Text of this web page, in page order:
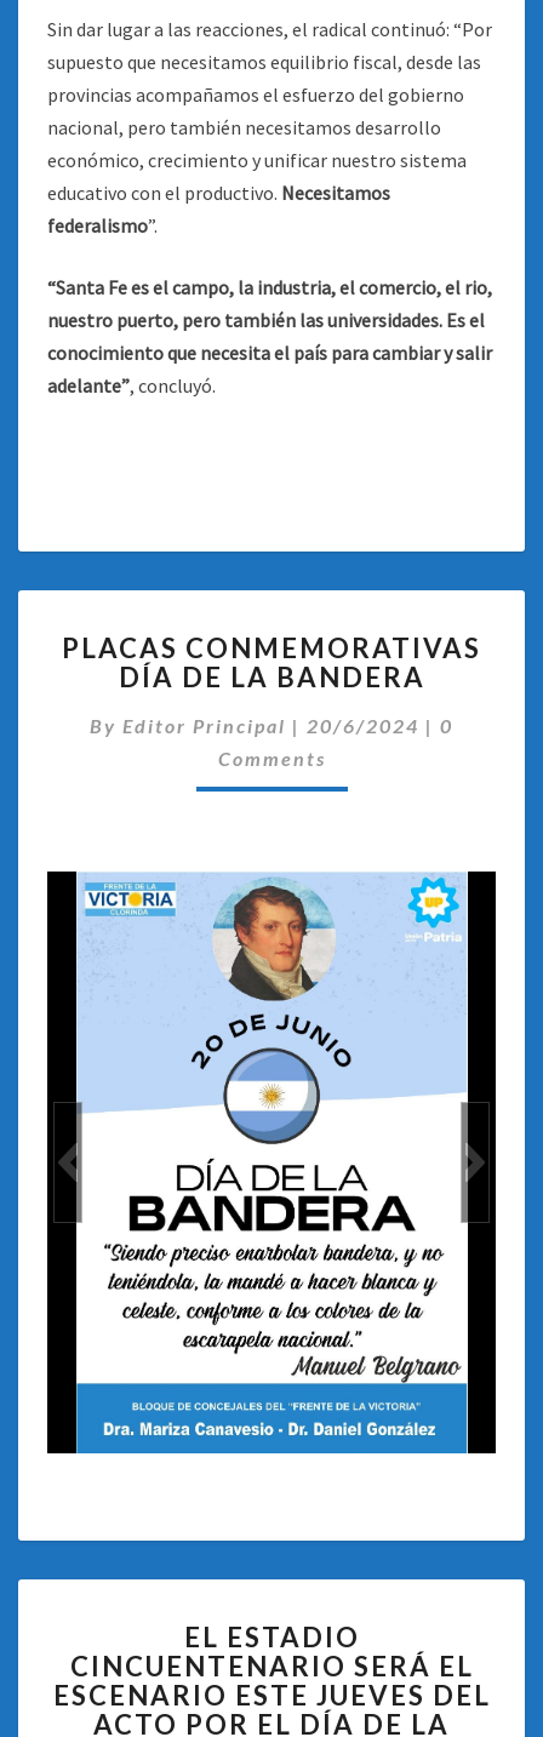
Sin dar lugar a las reacciones, el radical continuó: “Por
supuesto que necesitamos equilibrio fiscal, desde las
provincias acompañamos el esfuerzo del gobierno
nacional, pero también necesitamos desarrollo
económico, crecimiento y unificar nuestro sistema
educativo con el productivo. Necesitamos
federalismo”.
“Santa Fe es el campo, la industria, el comercio, el rio,
nuestro puerto, pero también las universidades. Es el
conocimiento que necesita el país para cambiar y salir
adelante”, concluyó.
CONMEMORATIVAS
DÍA
LA
BANDERA
PLACAS CONMEMORATIVAS
DÍA DE LA BANDERA
By Editor Principal | 20/6/2024 | 0
Comments
ESTADIO
CINCUENTENARIO
SERÁ
EL
EL ESTADIO
CINCUENTENARIO SERÁ EL
ESCENARIO ESTE JUEVES DEL
ACTO POR EL DÍA DE LA